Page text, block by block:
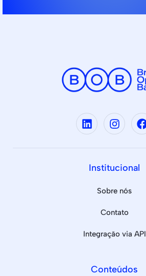
Institucional
Sobre nós
Contato
Integração via API
Conteúdos